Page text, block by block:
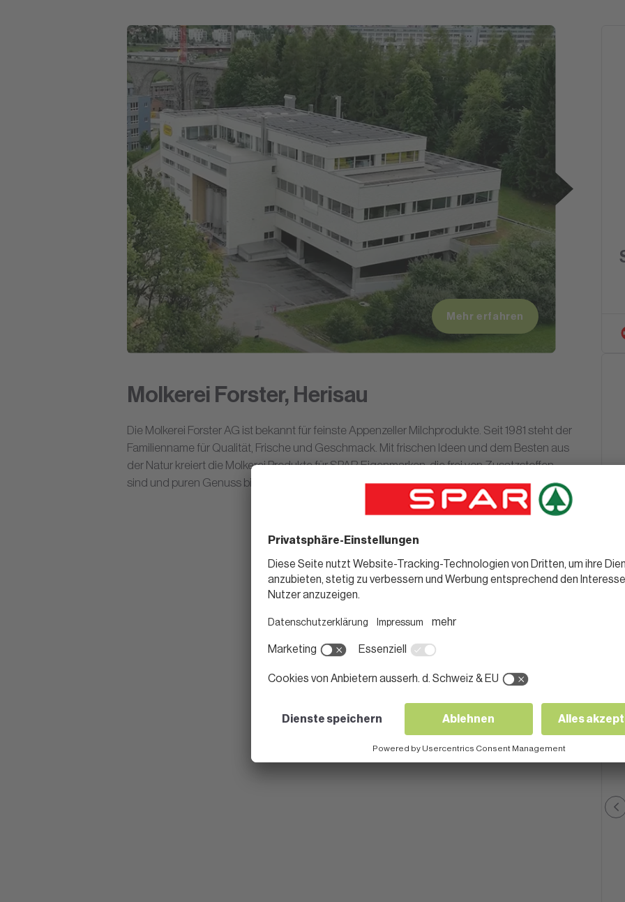
Mehr erfahren
Molkerei Forster, Herisau
Die Molkerei Forster AG ist bekannt für feinste Appenzeller Milchprodukte. Seit 1981 steht der
Familienname für Qualität, Frische und Geschmack. Mit frischen Ideen und dem Besten aus
der Natur kreiert die Molkerei Produkte für SPAR Eigenmarken, die frei von Zusatzstoffen
sind und puren Genuss bieten.